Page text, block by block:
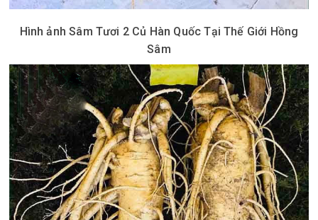
Hình ảnh Sâm Tươi 2 Củ Hàn Quốc Tại Thế Giới Hồng
Sâm